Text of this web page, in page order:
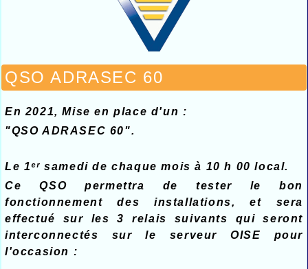
QSO ADRASEC 60
En 2021, Mise en place d'un :
"QSO ADRASEC 60".
Le 1ᵉʳ samedi de chaque mois à 10 h 00 local.
Ce QSO permettra de tester le bon
fonctionnement des installations, et sera
effectué sur les 3 relais suivants qui seront
interconnectés sur le serveur OISE pour
l'occasion :